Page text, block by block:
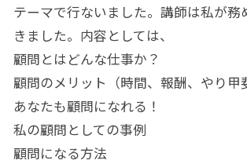
テーマで行ないました。講師は私が務
きました。内容としては、
顧問とはどんな仕事か？
顧問のメリット（時間、報酬、やり甲
あなたも顧問になれる！
私の顧問としての事例
顧問になる方法